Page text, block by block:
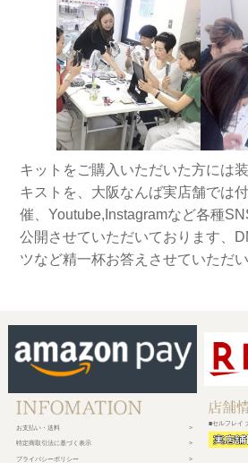
キットをご購入いただいた方には
キストを、大阪なんば実店舗では
催、Youtube,Instagramなど各種
公開させていただいております、
ツなど精一杯お答えさせていただ
お支払い・送料
特定商取引法に基づく表示
プライバシーポリシー
■セルフレイ